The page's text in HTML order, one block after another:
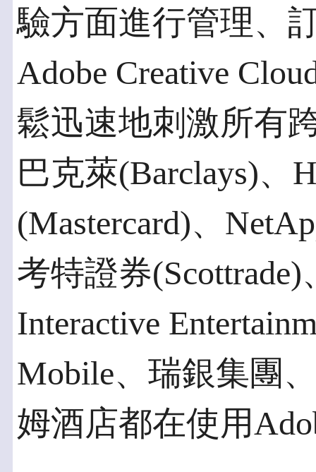
驗方面進行管理、
Adobe Creative
鬆迅速地刺激所有
巴克萊(Barclays)、
(Mastercard)、
考特證券
Interactive
Mobile、瑞銀集團
姆酒店都在使用